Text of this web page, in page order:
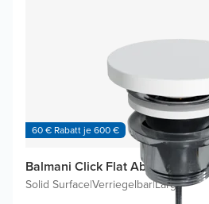
60 € Rabatt je 600 €
Balmani Click Flat Ablaufventil
Solid Surface|Verriegelbar|Large